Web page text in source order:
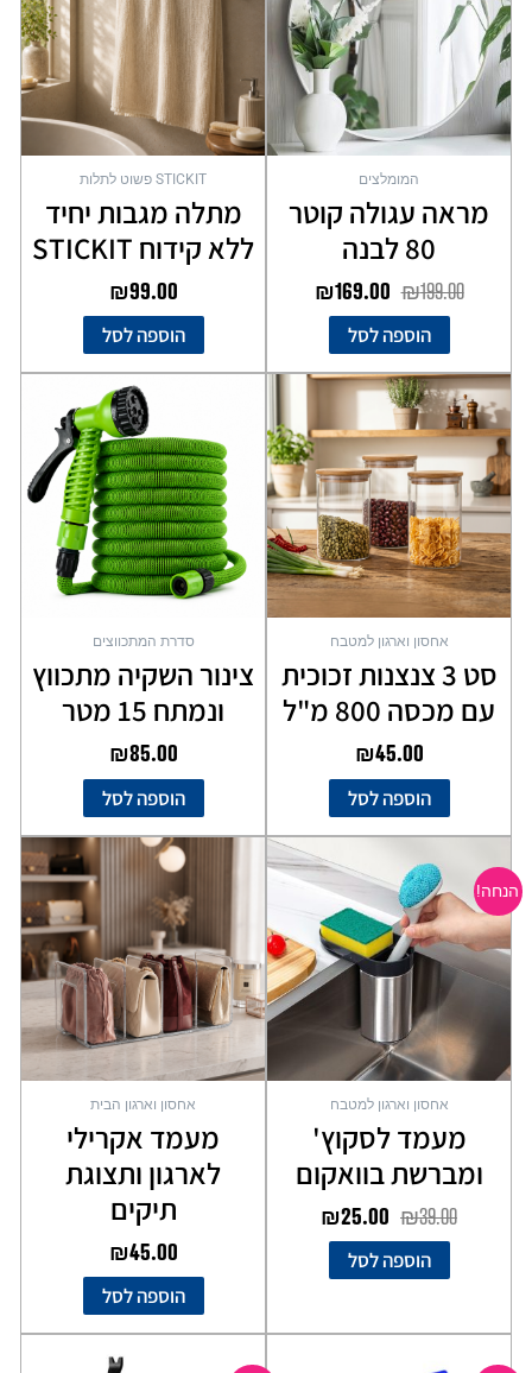
המומלצים
מראה עגולה קוטר
80 לבנה
₪199.00
₪199.00.
₪169.00
₪169.00.
הוספה לסל
STICKIT פשוט לתלות
מתלה מגבות יחיד
ללא קידוח STICKIT
₪99.00
הוספה לסל
אחסון וארגון למטבח
סט 3 צנצנות זכוכית
עם מכסה 800 מ"ל
₪45.00
הוספה לסל
סדרת המתכווצים
צינור השקיה מתכווץ
ונמתח 15 מטר
₪85.00
הוספה לסל
הנחה!
אחסון וארגון למטבח
מעמד לסקוץ'
ומברשת בוואקום
₪39.00
המקורי
היה:
₪39.00.
₪25.00
המחיר
הנוכחי
הוא:
₪25.00.
הוספה לסל
אחסון וארגון הבית
מעמד אקרילי
לארגון ותצוגת
תיקים
₪45.00
הוספה לסל